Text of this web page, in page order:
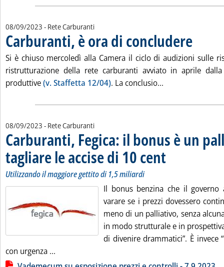
08/09/2023 - Rete Carburanti
Carburanti, è ora di concludere
Si è chiuso mercoledì alla Camera il ciclo di audizioni sulle
ristrutturazione della rete carburanti avviato in aprile
produttive(v. Staffetta 12/04). La conclusio...
08/09/2023 - Rete Carburanti
Carburanti, Fegica: il bonus è un
tagliare le accise di 10 cent . Sottotitolo:
. Pubblicata venerdì
Utilizzando il maggiore gettito di 1,5 miliardi
Il bonus benzina che il governo
varare se i prezzi dovessero
meno di un palliativo, senza
in modo strutturale e in
di divenire drammatici”. È invece
con urgenza ...